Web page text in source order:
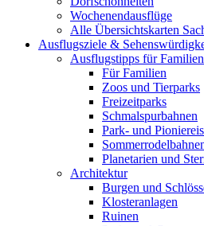
Wochenendausflüge
Alle Übersichtskarten
Ausflugsziele &
Ausflugstipps für Familien
Für Familien
Zoos und Tierparks
Freizeitparks
Schmalspurbahnen
Park- und
Planetarien und
Architektur
Burgen und
Klosteranlagen
Ruinen